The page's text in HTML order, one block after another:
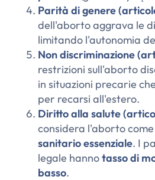
Parità di genere
dell'aborto aggrava le
limitando l'autonomia
Non discriminazione
restrizioni sull'aborto
in situazioni precarie
per recarsi all'estero.
Diritto alla salute
considera l'aborto come
sanitario essenziale. I
legale hannotasso di
basso.